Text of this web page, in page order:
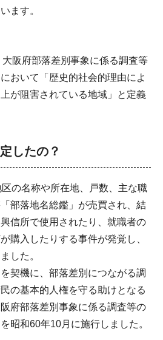
ます。
阪府部落差別事象に係る調査等
おいて「歴史的社会的理由によ
が阻害されている地域」と定義
したの？
の名称や所在地、戸数、主な職
部落地名総鑑」が売買され、結
信所で使用されたり、就職者の
購入したりする事件が発覚し、
した。
契機に、部落差別につながる調
の基本的人権を守る助けとなる
府部落差別事象に係る調査等の
昭和60年10月に施行しました。